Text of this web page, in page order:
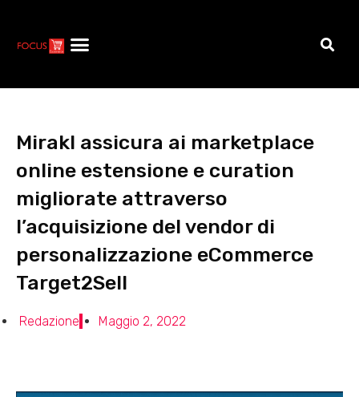
Mirakl assicura ai marketplace
online estensione e curation
migliorate attraverso
l’acquisizione del vendor di
personalizzazione eCommerce
Target2Sell
Redazione Maggio 2, 2022